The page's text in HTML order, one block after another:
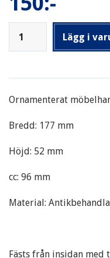
Lägg i
Ornamenterat
Bredd: 177 mm
Höjd: 52 mm
cc: 96 mm
Material:
Fästs från insidan med